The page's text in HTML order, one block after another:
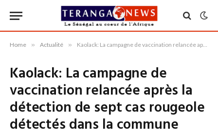
Home » Actualité » Kaolack: La campagne de vaccination relancée après la détection de sept cas rougeole détectés dans la commune
Kaolack: La campagne de
vaccination relancée après la
détection de sept cas rougeole
détectés dans la commune